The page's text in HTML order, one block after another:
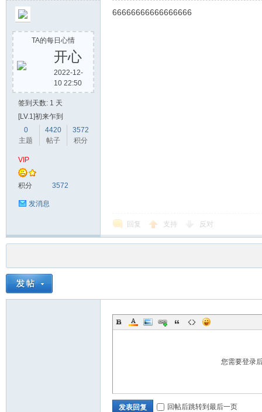
TA的每日心情
开心
2022-12-
10 22:50
签到天数: 1 天
[LV.1]初来乍到
0
主题
4420
帖子
3572
积分
VIP
积分 3572
发消息
66666666666666666
回复 支持 反对
您需要登录
发表回复 回帖后跳转到最后一页